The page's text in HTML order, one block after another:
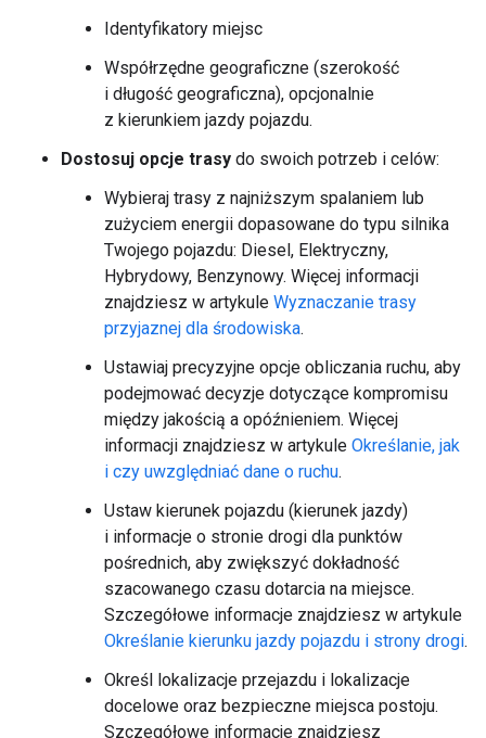
Identyfikatory miejsc
Współrzędne geograficzne (szerokość
i długość geograficzna), opcjonalnie
z kierunkiem jazdy pojazdu.
Dostosuj opcje trasy do swoich potrzeb i celów:
Wybieraj trasy z najniższym spalaniem lub
zużyciem energii dopasowane do typu silnika
Twojego pojazdu: Diesel, Elektryczny,
Hybrydowy, Benzynowy. Więcej informacji
znajdziesz w artykule Wyznaczanie trasy
przyjaznej dla środowiska.
Ustawiaj precyzyjne opcje obliczania ruchu, aby
podejmować decyzje dotyczące kompromisu
między jakością a opóźnieniem. Więcej
informacji znajdziesz w artykule Określanie, jak
i czy uwzględniać dane o ruchu.
Ustaw kierunek pojazdu (kierunek jazdy)
i informacje o stronie drogi dla punktów
pośrednich, aby zwiększyć dokładność
szacowanego czasu dotarcia na miejsce.
Szczegółowe informacje znajdziesz w artykule
Określanie kierunku jazdy pojazdu i strony drogi.
Określ lokalizacje przejazdu i lokalizacje
docelowe oraz bezpieczne miejsca postoju.
Szczegółowe informacje znajdziesz